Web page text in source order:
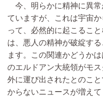
今、明らかに精神に異常
ていますが、これは宇宙
って、必然的に起こるこ
は、悪人の精神が破綻す
ます。この関連かどうか
のエルドアン大統領がモ
外に運び出されたとのこ
からないニュースが増えて